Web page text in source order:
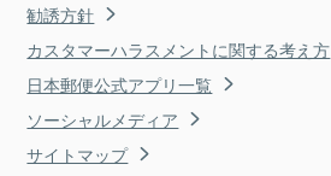
勧誘方針
カスタマーハラスメントに関する考え方
日本郵便公式アプリ一覧
ソーシャルメディア
サイトマップ